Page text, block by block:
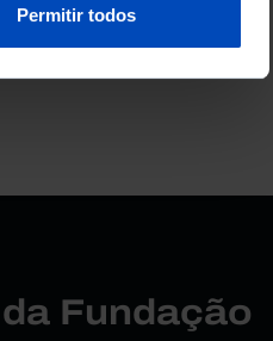
Permitir todos
Fundação